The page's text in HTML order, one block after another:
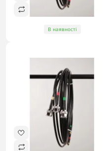
В наявності